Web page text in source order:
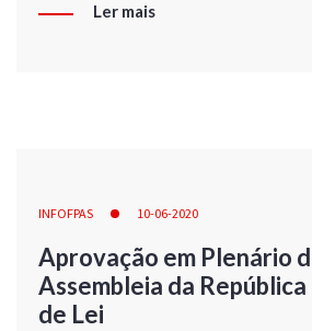
Ler mais
INFOFPAS 10-06-2020
Aprovação em Plenário
Assembleia da
de Lei